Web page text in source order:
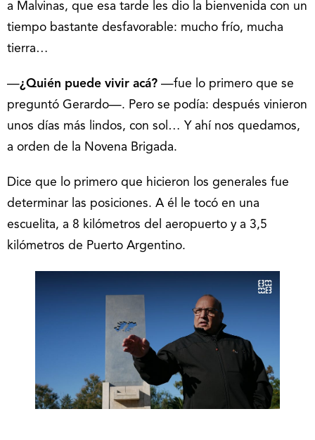
a Malvinas, que esa tarde les dio la bienvenida con un
tiempo bastante desfavorable: mucho frío, mucha
tierra…
—¿Quién puede vivir acá? —fue lo primero que se
preguntó Gerardo—. Pero se podía: después vinieron
unos días más lindos, con sol… Y ahí nos quedamos,
a orden de la Novena Brigada.
Dice que lo primero que hicieron los generales fue
determinar las posiciones. A él le tocó en una
escuelita, a 8 kilómetros del aeropuerto y a 3,5
kilómetros de Puerto Argentino.